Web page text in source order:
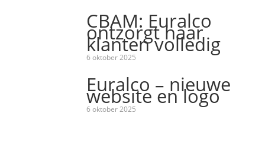
CBAM: Euralco
ontzorgt haar
klanten volledig
6 oktober 2025
Euralco – nieuwe
website en logo
6 oktober 2025